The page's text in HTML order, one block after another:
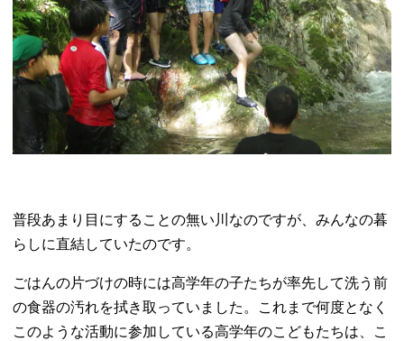
普段あまり目にすることの無い川なのですが、みんなの暮
らしに直結していたのです。
ごはんの片づけの時には高学年の子たちが率先して洗う前
の食器の汚れを拭き取っていました。これまで何度となく
このような活動に参加している高学年のこどもたちは、こ